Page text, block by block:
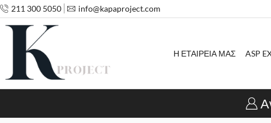
211 300 5050 info@kapaproject.com
Η ΕΤΑΙΡΕΙΑ ΜΑΣ ASP